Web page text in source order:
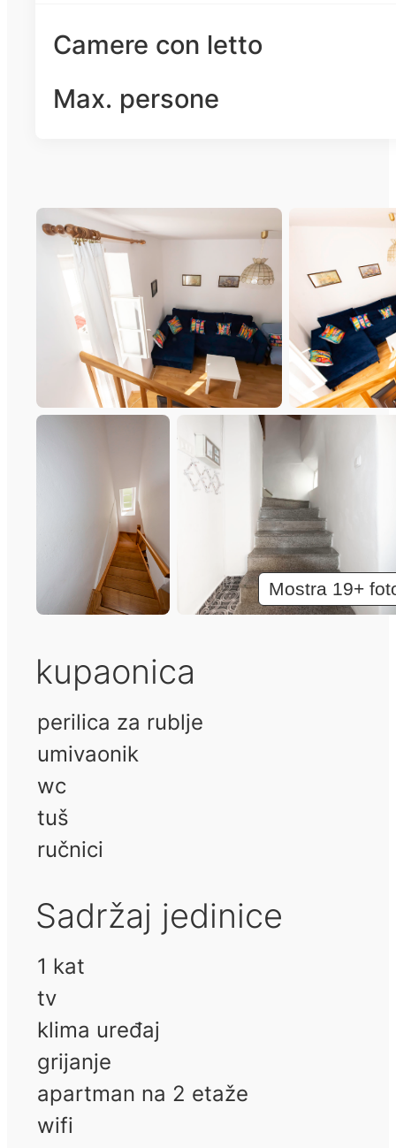
Mostra 19+
kupaonica
perilica za rublje
umivaonik
wc
tuš
ručnici
Sadržaj jedinice
1 kat
tv
klima uređaj
grijanje
apartman na 2 etaže
wifi
Camere con letto
Max. persone